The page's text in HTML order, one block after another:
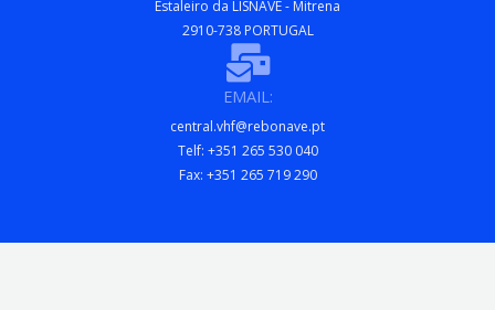
Estaleiro da LISNAVE - Mitrena
2910-738 PORTUGAL
EMAIL:
central.vhf@rebonave.pt
Telf: +351 265 530 040
Fax: +351 265 719 290